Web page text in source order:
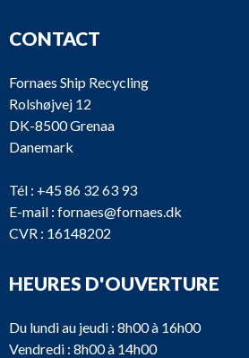
CONTACT
Fornaes Ship Recycling
Rolshøjvej 12
DK-8500 Grenaa
Danemark
Tél : +45 86 32 63 93
E-mail : fornaes@fornaes.dk
CVR : 16148202
HEURES D'OUVERTURE
Du lundi au jeudi : 8h00 à 16h00
Vendredi : 8h00 à 14h00